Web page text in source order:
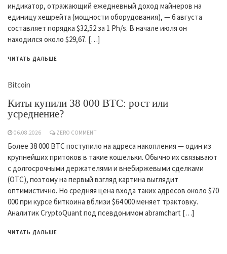
индикатор, отражающий ежедневный доход майнеров на
единицу хешрейта (мощности оборудования), — 6 августа
составляет порядка $32,52 за 1 Ph/s. В начале июля он
находился около $29,67. […]
ЧИТАТЬ ДАЛЬШЕ
Bitcoin
Киты купили 38 000 BTC: рост или
усреднение?
06.08.2026 ZERO COMMENT
Более 38 000 BTC поступило на адреса накопления — один из
крупнейших притоков в такие кошельки. Обычно их связывают
с долгосрочными держателями и внебиржевыми сделками
(OTC), поэтому на первый взгляд картина выглядит
оптимистично. Но средняя цена входа таких адресов около $70
000 при курсе биткоина вблизи $64 000 меняет трактовку.
Аналитик CryptoQuant под псевдонимом abramchart […]
ЧИТАТЬ ДАЛЬШЕ